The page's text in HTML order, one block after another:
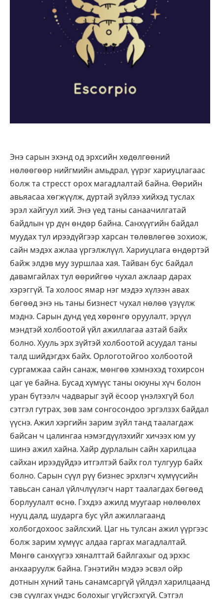
Энэ сарын эхэнд од эрхсийн хөдөлгөөний
нөлөөгөөр нийгмийн амьдрал, үүрэг хариуцлагаас
болж та стресст орох магадлалтай байна. Өөрийн
авьяасаа хөгжүүлж, дуртай зүйлээ хийхэд туслах
эрэл хайгуул хий. Энэ үед таны санаачилгатай
байдлын үр дүн өндөр байна. Санхүүгийн байдал
муудах тул ирээдүйгээр харсан төлөвлөгөө зохиож,
сайн мэдэх ажлаа үргэлжлүүл. Хариуцлага өндөртэй
байж элдэв муу зуршлаа хая. Тайван бус байдал
давамгайлах тул өөрийгөө чухал ажлаар дарах
хэрэггүй. Та холоос ямар нэг мэдээ хүлээн авах
бөгөөд энэ нь таны бизнест чухал нөлөө үзүүлж
мэднэ. Сарын дунд үед хөрөнгө оруулалт, эрүүл
мэндтэй холбоотой үйл ажиллагаа азтай байх
болно. Хууль эрх зүйтэй холбоотой асуудал таны
талд шийдэгдэх байх. Орлоготойгоо холбоотой
сургамжаа сайн санаж, мөнгөө хэмнэхэд тохирсон
цаг үе байна. Бусад хүмүүс таны оюуны хүч болон
уран бүтээлч чадварыг зүй ёсоор үнэлэхгүй бол
сэтгэл гутрах, зөв зам сонгосондоо эргэлзэх байдал
үүснэ. Ажил хэргийн зарим зүйл танд таалагдаж
байсан ч цалингаа нэмэгдүүлэхийг хичээх юм уу
шинэ ажил хайна. Хайр дурлалын сайн харилцаа
сайхан ирээдүйдээ итгэлтэй байх гол тулгуур байх
болно. Сарын сүүл рүү бизнес эрхлэгч хүмүүсийн
тавьсан санал үйлчлүүлэгч нарт таалагдах бөгөөд
борлуулалт өснө. Гэхдээ ажилд муугаар нөлөөлөх
нууц далд, шударга бус үйл ажиллагаанд
холбогдохоос зайлсхий. Цаг нь тулсан ажил үүргээс
болж зарим хүмүүс алдаа гаргах магадлалтай.
Мөнгө санхүүгээ хяналттай байлгахыг од эрхэс
анхааруулж байна. Гэнэтийн мэдээ эсвэл ойр
дотнын хүний тань санамсаргүй үйлдэл харилцаанд
сэв суулгах үндэс болохыг үгүйсгэхгүй. Сэтгэл